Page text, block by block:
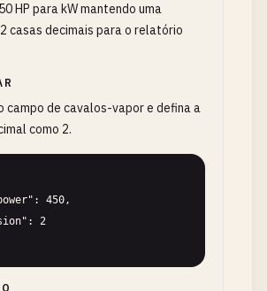
HP para kW mantendo uma
casas decimais para o relatório
campo de cavalos-vapor e defina a
como 2.